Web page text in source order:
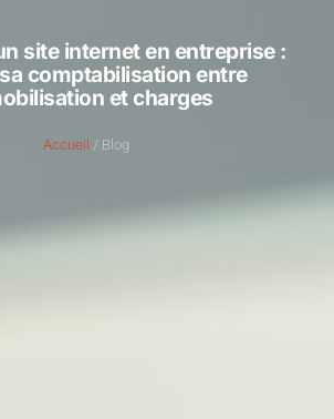
site internet en entreprise :
comptabilisation entre
et charges
Accueil / Blog